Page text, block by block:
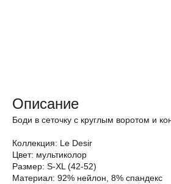
Описание
Боди в сеточку с круглым воротом и
Коллекция: Le Desir
Цвет: мультиколор
Размер: S-ХL (42-52)
Материал: 92% нейлон, 8% спандекс